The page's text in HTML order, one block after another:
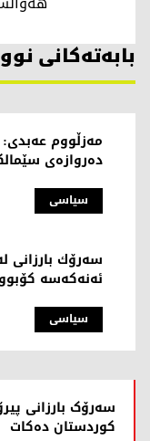
بابەتەکانی
سیاسی
مەزڵووم
دەروازەی
سیاسی
سەرۆك
ئەنەكەسە
سەرۆک بارزانی
کوردستان دەکات